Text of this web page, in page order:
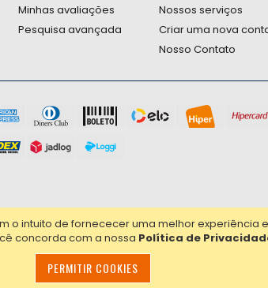
o intuito de fornececer uma melhor experiência
concorda com a nossa Política de
PERMITIR COOKIES
Minhas avaliações
Pesquisa avançada
Nossos serviços
Criar uma nova
Nosso Contato
os direitos reservados.